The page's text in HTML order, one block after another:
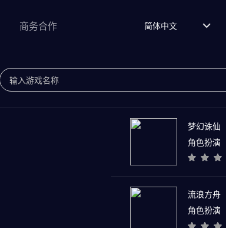
商务合作 简体中文
梦幻诛仙
角色扮演
流浪方舟
角色扮演